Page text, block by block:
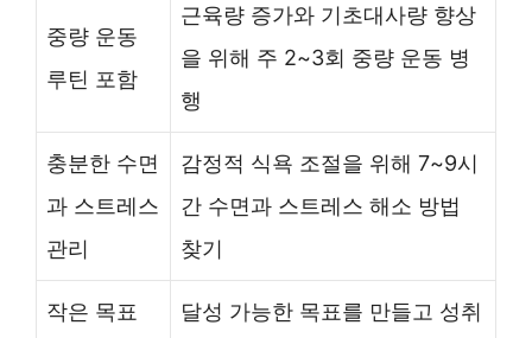
중량 운동
루틴 포함
근육량 증가와 기초대사량 향상
을 위해 주 2~3회 중량 운동 병
행
충분한 수면
과 스트레스
관리
감정적 식욕 조절을 위해 7~9시
간 수면과 스트레스 해소 방법
찾기
작은 목표
달성 가능한 목표를 만들고 성취